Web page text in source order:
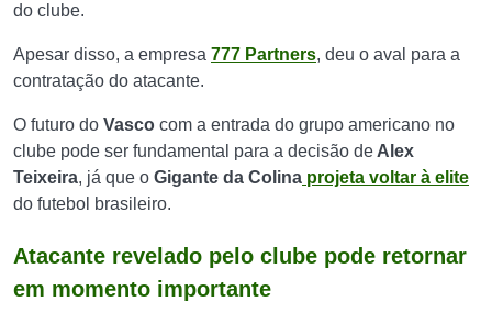
do clube.
Apesar disso, a empresa 777 Partners, deu o aval para a
contratação do atacante.
O futuro do Vasco com a entrada do grupo americano no
clube pode ser fundamental para a decisão de Alex
Teixeira, já que o Gigante da Colina projeta voltar à elite
do futebol brasileiro.
Atacante revelado pelo clube pode retornar
em momento importante